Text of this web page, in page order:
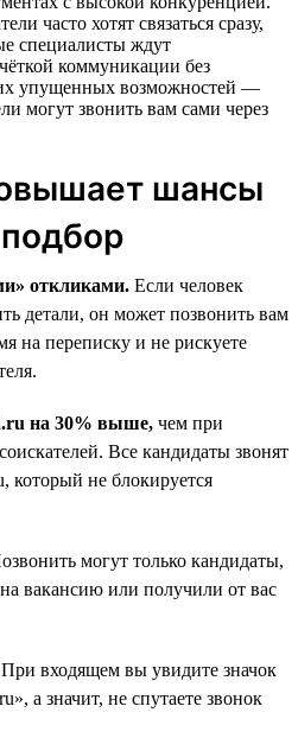
часто хотят связаться сразу,
специалисты ждут
коммуникации без
упущенных возможностей —
могут звонить вам сами через
шансы
откликами. Если человек
детали, он может позвонить вам
на переписку и не рискуете
на 30% выше, чем при
Все кандидаты звонят
который не блокируется
могут только кандидаты,
вакансию или получили от вас
При входящем вы увидите значок
а значит, не спутаете звонок